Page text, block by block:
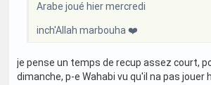
Arabe joué hier mercredi
inch'Allah marbouha ❤️
je pense un temps de recup assez court,
dimanche, p-e Wahabi vu qu'il na pas jouer